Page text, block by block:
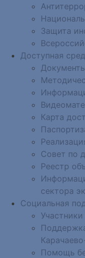
Защита
Доступная
Карта
Совет по
Реестр
сектора
Социальная
Помощь